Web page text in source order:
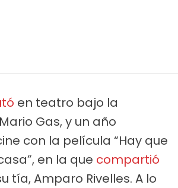
en teatro bajo la
Gas, y un año
con la película “Hay que
en la que compartió
tía, Amparo Rivelles. A lo